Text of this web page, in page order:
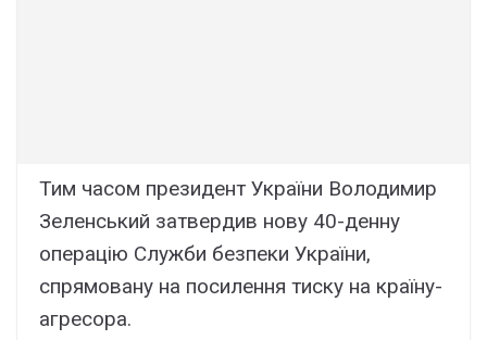
Тим часом президент України Володимир
Зеленський затвердив нову 40-денну
операцію Служби безпеки України,
спрямовану на посилення тиску на країну-
агресора.